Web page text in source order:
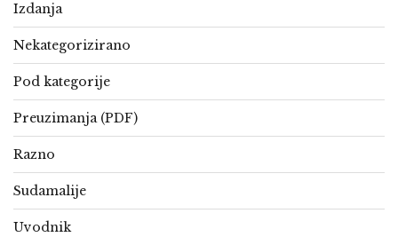
Izdanja
Nekategorizirano
Pod kategorije
Preuzimanja (PDF)
Razno
Sudamalije
Uvodnik